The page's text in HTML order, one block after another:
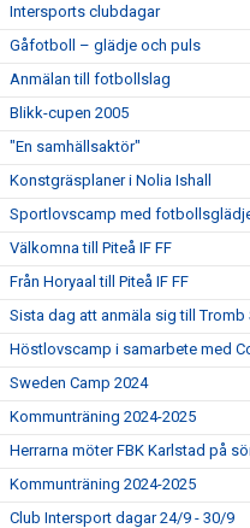
Intersports clubdagar
Gåfotboll – glädje och puls
Anmälan till fotbollslag
Blikk-cupen 2005
"En samhällsaktör"
Konstgräsplaner i Nolia Ishall
Sportlovscamp med
Välkomna till Piteå IF FF
Från Horyaal till Piteå IF FF
Sista dag att anmäla sig till
Höstlovscamp i samarbete med
Sweden Camp 2024
Kommunträning 2024-2025
Herrarna möter FBK Karlstad på
Kommunträning 2024-2025
Club Intersport dagar 24/9 - 30/9